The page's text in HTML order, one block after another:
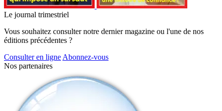
Le journal trimestriel
Vous souhaitez consulter notre dernier magazine ou l'une de nos
éditions précédentes ?
Consulter en ligne Abonnez-vous
Nos partenaires